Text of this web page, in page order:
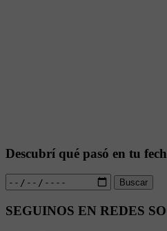
Descubrí qué pasó en tu
Buscar
SEGUINOS EN REDES